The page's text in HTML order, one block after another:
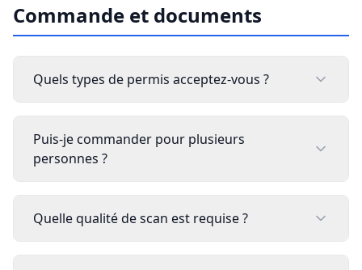
Commande et documents
Quels types de permis acceptez-vous ?
Puis-je commander pour plusieurs
personnes ?
Quelle qualité de scan est requise ?